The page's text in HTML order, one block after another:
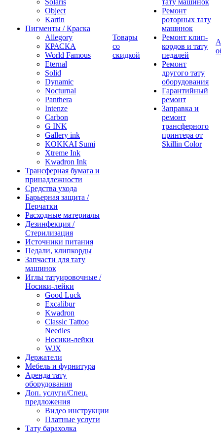
Solaris
Object
Kartin
Пигменты / Краска
Allegory
КРАСКА
World Famous
Eternal
Solid
Dynamic
Nocturnal
Panthera
Intenze
Carbon
G INK
Gallery ink
KOKKAI Sumi
Xtreme Ink
Kwadron Ink
Трансферная бумага и
принадлежности
Средства ухода
Барьерная защита /
Перчатки
Расходные материалы
Дезинфекция /
Стерилизация
Источники питания
Педали, клипкорды
Запчасти для тату
машинок
Иглы татуировочные /
Носики-лейки
Good Luck
Excalibur
Kwadron
Classic Tattoo
Needles
Носики-лейки
WJX
Держатели
Мебель и фурнитура
Аренда тату
оборудования
Доп. услуги/Спец.
предложения
Видео инструкции
Платные услуги
Тату барахолка
Товары
со
скидкой
тату машинок
Ремонт
роторных тату
машинок
Ремонт клип-
кордов и тату
педалей
Ремонт
другого тату
оборудования
Гарантийный
ремонт
Заправка и
ремонт
трансферного
принтера от
Skillin Color